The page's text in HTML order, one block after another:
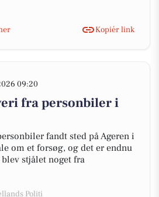
Kopiér link
09:20
fra personbiler i
fandt sted på Ageren i
om et forsøg, og det er endnu
stjålet noget fra
Politi